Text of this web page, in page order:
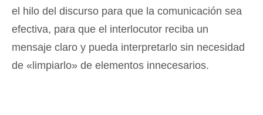
el hilo del discurso para que la comunicación sea
efectiva, para que el interlocutor reciba un
mensaje claro y pueda interpretarlo sin necesidad
de «limpiarlo» de elementos innecesarios.